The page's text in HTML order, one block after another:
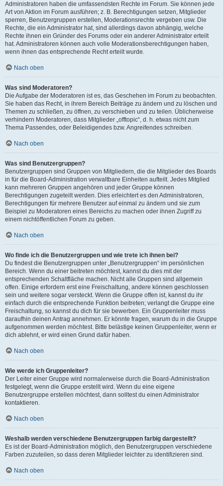
Administratoren haben die umfassendsten Rechte im Forum. Sie können jede
Art von Aktion im Forum ausführen; z. B. Berechtigungen setzen, Mitglieder
sperren, Benutzergruppen erstellen, Moderationsrechte vergeben usw. Die
Rechte, die ein Administrator hat, sind allerdings davon abhängig, welche
Rechte ihnen ein Gründer des Forums oder ein anderer Administrator erteilt
hat. Administratoren können auch volle Moderationsberechtigungen haben,
wenn ihnen das entsprechende Recht erteilt wurde.
Nach oben
Was sind Moderatoren?
Die Aufgabe der Moderatoren ist es, das Geschehen im Forum zu beobachten.
Sie haben das Recht, in ihrem Bereich Beiträge zu ändern und zu löschen und
Themen zu schließen, zu öffnen, zu verschieben und zu teilen. Üblicherweise
verhindern Moderatoren, dass Mitglieder „offtopic“, d. h. etwas nicht zum
Thema Passendes, oder Beleidigendes bzw. Angreifendes schreiben.
Nach oben
Was sind Benutzergruppen?
Benutzergruppen sind Gruppen von Mitgliedern, die die Mitglieder des Boards
in für die Board-Administration verwaltbare Einheiten aufteilt. Jedes Mitglied
kann mehreren Gruppen angehören und jeder Gruppe können
Berechtigungen zugeteilt werden. Dies erleichtert es den Administratoren,
Berechtigungen für mehrere Benutzer auf einmal zu ändern und sie zum
Beispiel zu Moderatoren eines Bereichs zu machen oder ihnen Zugriff zu
einem nichtöffentlichen Forum zu geben.
Nach oben
Wo finde ich die Benutzergruppen und wie trete ich ihnen bei?
Du findest die Benutzergruppen unter „Benutzergruppen“ im persönlichen
Bereich. Wenn du einer beitreten möchtest, kannst du dies mit der
entsprechenden Schaltfläche machen. Nicht alle Gruppen sind allgemein
offen. Einige erfordern erst eine Freischaltung, andere können geschlossen
sein und weitere sogar versteckt. Wenn die Gruppe offen ist, kannst du ihr
einfach durch die entsprechende Funktion beitreten; verlangt die Gruppe eine
Freischaltung, so kannst du dich für sie bewerben. Ein Gruppenleiter muss
daraufhin deinen Antrag annehmen. Er könnte fragen, warum du in die Gruppe
aufgenommen werden möchtest. Bitte belästige keinen Gruppenleiter, wenn er
dich ablehnt, er wird einen Grund dafür haben.
Nach oben
Wie werde ich Gruppenleiter?
Der Leiter einer Gruppe wird normalerweise durch die Board-Administration
festgelegt, wenn die Gruppe erstellt wird. Wenn du eine eigene
Benutzergruppe erstellen möchtest, dann solltest du einen Administrator
kontaktieren.
Nach oben
Weshalb werden verschiedene Benutzergruppen farbig dargestellt?
Es ist der Board-Administration möglich, den Benutzergruppen verschiedene
Farben zuzuteilen, so dass deren Mitglieder leichter zu identifizieren sind.
Nach oben